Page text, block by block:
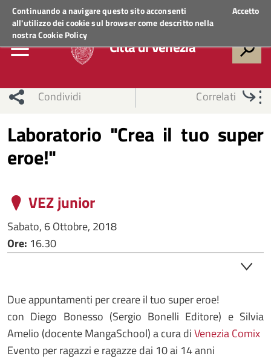
Continuando a navigare questo sito acconsenti
all'utilizzo dei cookie sul browser come descritto nella
nostraCookie Policy
Accetto
Regione VenetoACCEDI AI SERVIZI
Città di Venezia
Condividi Correlati
Laboratorio "Crea il tuo super
eroe!"
VEZ junior
Sabato, 6 Ottobre, 2018
Ore: 16.30
Due appuntamenti per creare il tuo super eroe!
con Diego Bonesso (Sergio Bonelli Editore) e Silvia
Amelio (docente MangaSchool) a cura diVenezia Comix
Evento per ragazzi e ragazze dai 10 ai 14 anni